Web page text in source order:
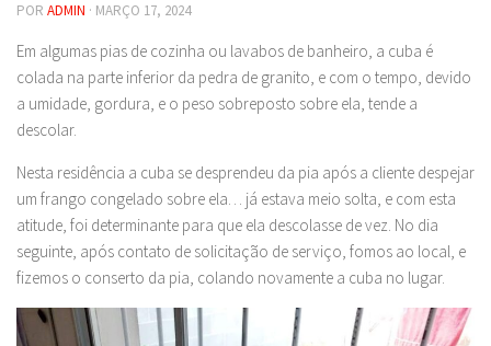
POR ADMIN · MARÇO 17, 2024
Em algumas pias de cozinha ou lavabos de banheiro, a cuba é
colada na parte inferior da pedra de granito, e com o tempo, devido
a umidade, gordura, e o peso sobreposto sobre ela, tende a
descolar.
Nesta residência a cuba se desprendeu da pia após a cliente despejar
um frango congelado sobre ela… já estava meio solta, e com esta
atitude, foi determinante para que ela descolasse de vez. No dia
seguinte, após contato de solicitação de serviço, fomos ao local, e
fizemos o conserto da pia, colando novamente a cuba no lugar.